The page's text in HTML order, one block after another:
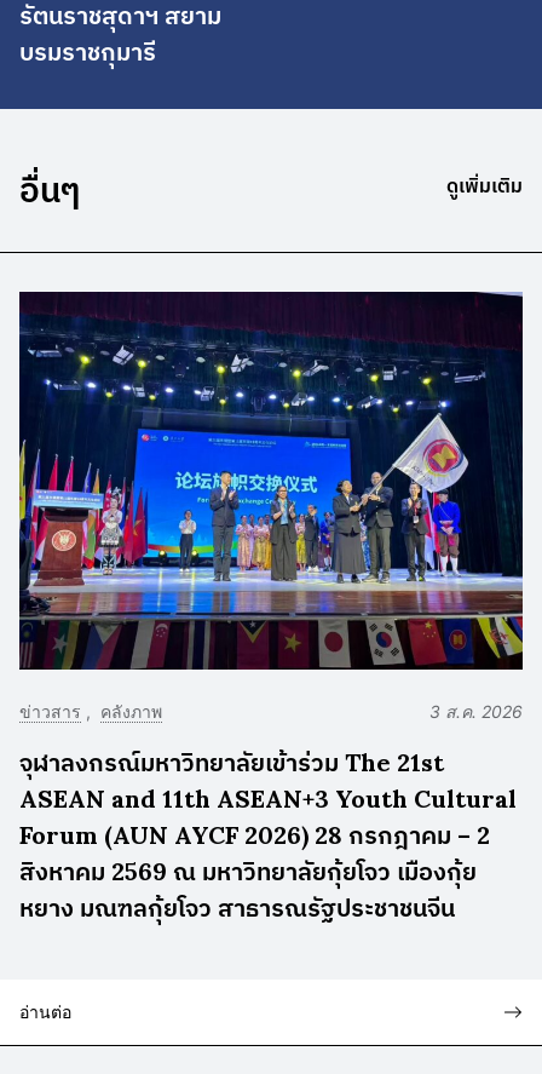
รัตนราชสุดาฯ สยาม
บรมราชกุมารี
อื่นๆ ดูเพิ่มเติม
ข่าวสาร คลังภาพ 3 ส.ค. 2026
จุฬาลงกรณ์มหาวิทยาลัยเข้าร่วม The 21st
ASEAN and 11th ASEAN+3 Youth Cultural
Forum (AUN AYCF 2026) 28 กรกฎาคม – 2
สิงหาคม 2569 ณ มหาวิทยาลัยกุ้ยโจว เมืองกุ้ย
หยาง มณฑลกุ้ยโจว สาธารณรัฐประชาชนจีน
อ่านต่อ